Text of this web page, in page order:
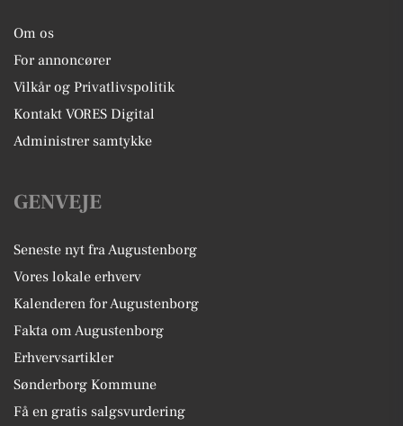
Om os
For annoncører
Vilkår og Privatlivspolitik
Kontakt VORES Digital
Administrer samtykke
GENVEJE
Seneste nyt fra Augustenborg
Vores lokale erhverv
Kalenderen for Augustenborg
Fakta om Augustenborg
Erhvervsartikler
Sønderborg Kommune
Få en gratis salgsvurdering